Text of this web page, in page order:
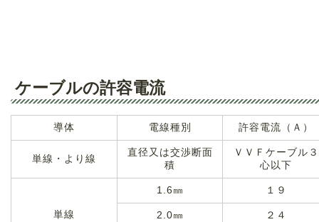
ケーブルの許容電流
導体 電線種別 許容電流（Ａ）
単線・より線
直径又は交渉断面
積
ＶＶＦケーブル３
心以下
単線
1.6㎜ １９
2.0㎜ ２４